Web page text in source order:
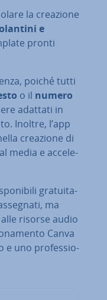
la creazione
e
pronti
poiché tutti
o il numero
adattati in
Inoltre, l’app
creazione di
media e ac­ce­le­
gra­tui­ta­
ma
risorse audio
Canva
e uno pro­fes­sio­